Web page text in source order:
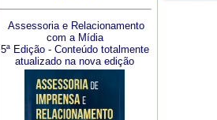
Assessoria e Relacionamento
com a Mídia
5ª Edição - Conteúdo totalmente
atualizado na nova edição